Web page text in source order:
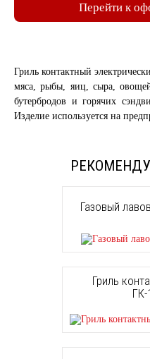
Перейти к
Гриль контактный
мяса, рыбы, яиц, сыра,
бутербродов и горячих
Изделие используется на
Газовый
Гриль